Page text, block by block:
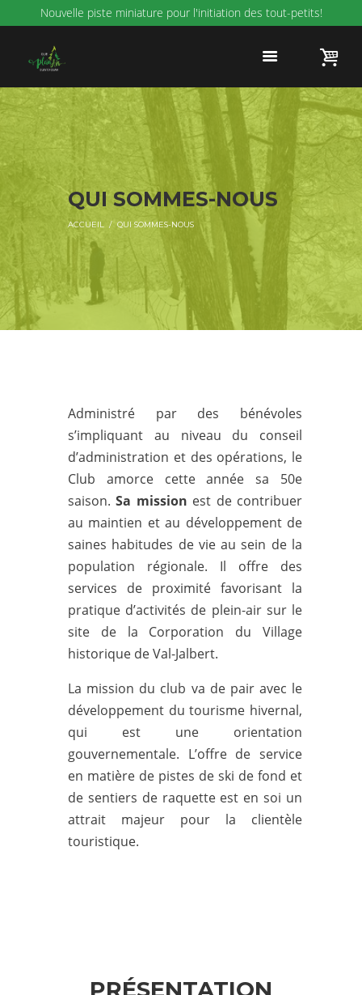
Nouvelle piste miniature pour l'initiation des tout-petits!
QUI SOMMES-NOUS
ACCUEIL QUI SOMMES-NOUS
Administré par des bénévoles
s’impliquant au niveau du conseil
d’administration et des opérations, le
Club amorce cette année sa 50e
saison.Sa mission est de contribuer
au maintien et au développement de
saines habitudes de vie au sein de la
population régionale. Il offre des
services de proximité favorisant la
pratique d’activités de plein-air sur le
site de la Corporation du Village
historique de Val-Jalbert.
La mission du club va de pair avec le
développement du tourisme hivernal,
qui est une orientation
gouvernementale. L’offre de service
en matière de pistes de ski de fond et
de sentiers de raquette est en soi un
attrait majeur pour la clientèle
touristique.
PRÉSENTATION